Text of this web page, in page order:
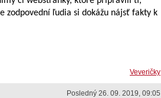
zodpovední ľudia si dokážu nájsť fakty k
Veveričky
Posledný 26. 09. 2019, 09:05